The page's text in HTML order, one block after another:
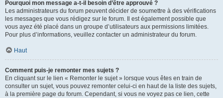
Pourquoi mon message a-t-il besoin d’être approuvé ?
Les administrateurs du forum peuvent décider de soumettre à des vérifications
les messages que vous rédigez sur le forum. Il est également possible que
vous ayez été placé dans un groupe d’utilisateurs aux permissions limitées.
Pour plus d’informations, veuillez contacter un administrateur du forum.
Haut
Comment puis-je remonter mes sujets ?
En cliquant sur le lien « Remonter le sujet » lorsque vous êtes en train de
consulter un sujet, vous pouvez remonter celui-ci en haut de la liste des sujets,
à la première page du forum. Cependant, si vous ne voyez pas ce lien, cette